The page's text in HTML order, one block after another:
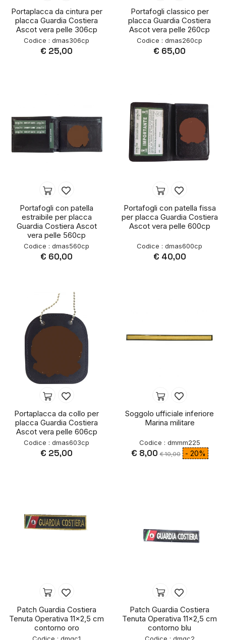
Portaplacca da cintura per
placca Guardia Costiera
Ascot vera pelle 306cp
Codice : dmas306cp
€ 25,00
Portafogli classico per
placca Guardia Costiera
Ascot vera pelle 260cp
Codice : dmas260cp
€ 65,00
Portafogli con patella
estraibile per placca
Guardia Costiera Ascot
vera pelle 560cp
Codice : dmas560cp
€ 60,00
Portafogli con patella fissa
per placca Guardia Costiera
Ascot vera pelle 600cp
Codice : dmas600cp
€ 40,00
Portaplacca da collo per
placca Guardia Costiera
Ascot vera pelle 606cp
Codice : dmas603cp
€ 25,00
Soggolo ufficiale inferiore
Marina militare
Codice : dmmm225
€ 8,00 € 10,00 - 20%
Patch Guardia Costiera
Tenuta Operativa 11x2,5 cm
contorno oro
Patch Guardia Costiera
Tenuta Operativa 11x2,5 cm
contorno blu